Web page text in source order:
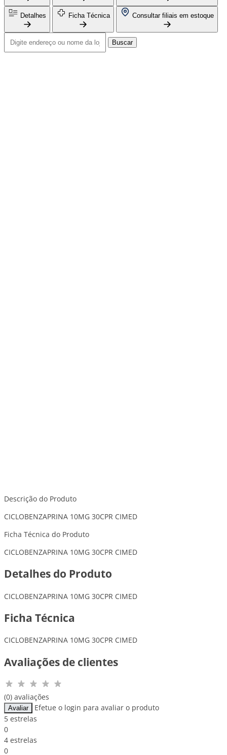
Detalhes Ficha Técnica Consultar filiais em estoque
Buscar
Descrição do Produto
CICLOBENZAPRINA 10MG 30CPR CIMED
Ficha Técnica do Produto
CICLOBENZAPRINA 10MG 30CPR CIMED
Detalhes do Produto
CICLOBENZAPRINA 10MG 30CPR CIMED
Ficha Técnica
CICLOBENZAPRINA 10MG 30CPR CIMED
Avaliações de clientes
(0) avaliações
Avaliar
Efetue o login para avaliar o produto
5 estrelas
0
4 estrelas
0